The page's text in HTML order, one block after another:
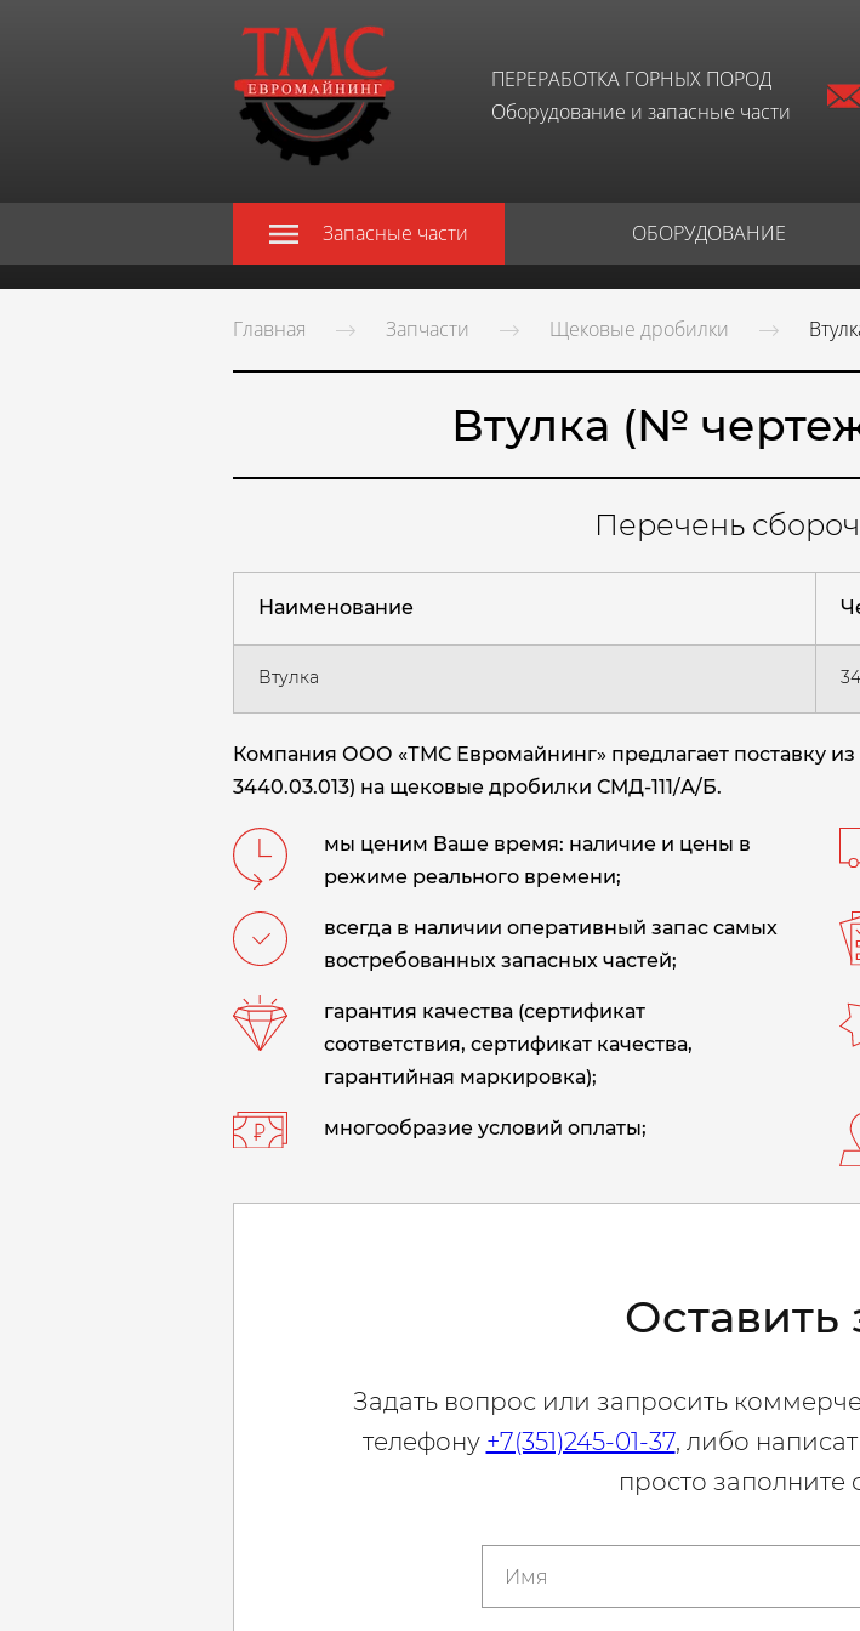
ПЕРЕРАБОТКА ГОРНЫХ ПОРОД
Оборудование и запасные части
Запасные части ОБОРУДОВАНИЕ
Главная Запчасти Щековые дробилки
Втулка (№
Перечень
Наименование
Втулка
Компания ООО «ТМС Евромайнинг» предлагает поставку
3440.03.013) на щековые дробилки СМД-111/А/Б.
мы ценим Ваше время: наличие и цены в
режиме реального времени;
всегда в наличии оперативный запас самых
востребованных запасных частей;
гарантия качества (сертификат
соответствия, сертификат качества,
гарантийная маркировка);
многообразие условий оплаты;
Оставить
Задать вопрос или запросить
телефону +7(351)245-01-37, либо
просто